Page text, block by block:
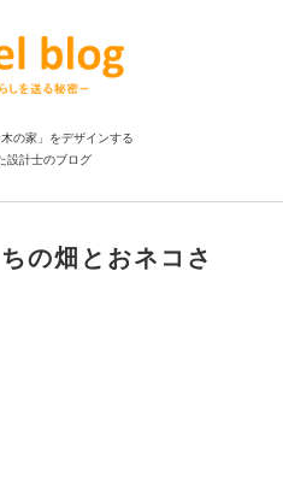
木の家」をデザインする
設計士のブログ
の畑とおネコさ